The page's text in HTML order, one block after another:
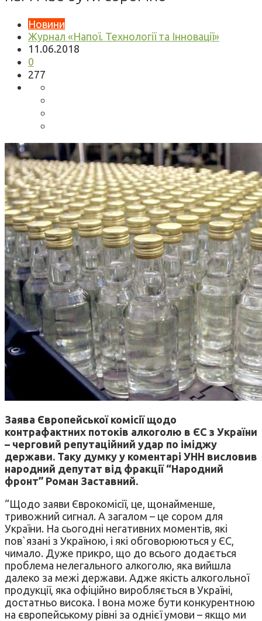
Новини
Журнал «Напої. Технології та Інновації»
11.06.2018
0
277
Заява Європейської комісії щодо
контрафактних потоків алкоголю в ЄС з України
– черговий репутаційний удар по іміджу
держави. Таку думку у коментарі УНН висловив
народний депутат від фракції “Народний
фронт” Роман Заставний.
“Щодо заяви Єврокомісії, це, щонайменше,
тривожний сигнал. А загалом – це сором для
України. На сьогодні негативних моментів, які
пов`язані з Україною, і які обговорюються у ЄС,
чимало. Дуже прикро, що до всього додається
проблема нелегального алкоголю, яка вийшла
далеко за межі держави. Адже якість алкогольної
продукції, яка офіційно виробляється в Україні,
достатньо висока. І вона може бути конкурентною
на європейському рівні за однієї умови – якщо ми